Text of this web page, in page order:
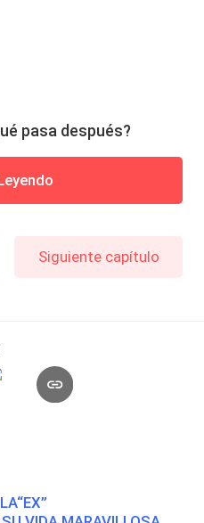
pasa después?
Siguiente capítulo